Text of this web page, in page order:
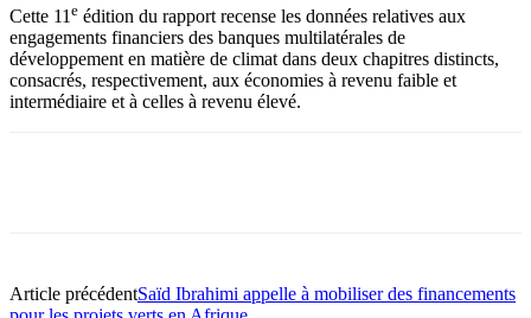
Cette 11e édition du rapport recense les données relatives aux
engagements financiers des banques multilatérales de
développement en matière de climat dans deux chapitres distincts,
consacrés, respectivement, aux économies à revenu faible et
intermédiaire et à celles à revenu élevé.
Article précédentSaïd Ibrahimi appelle à mobiliser des financements